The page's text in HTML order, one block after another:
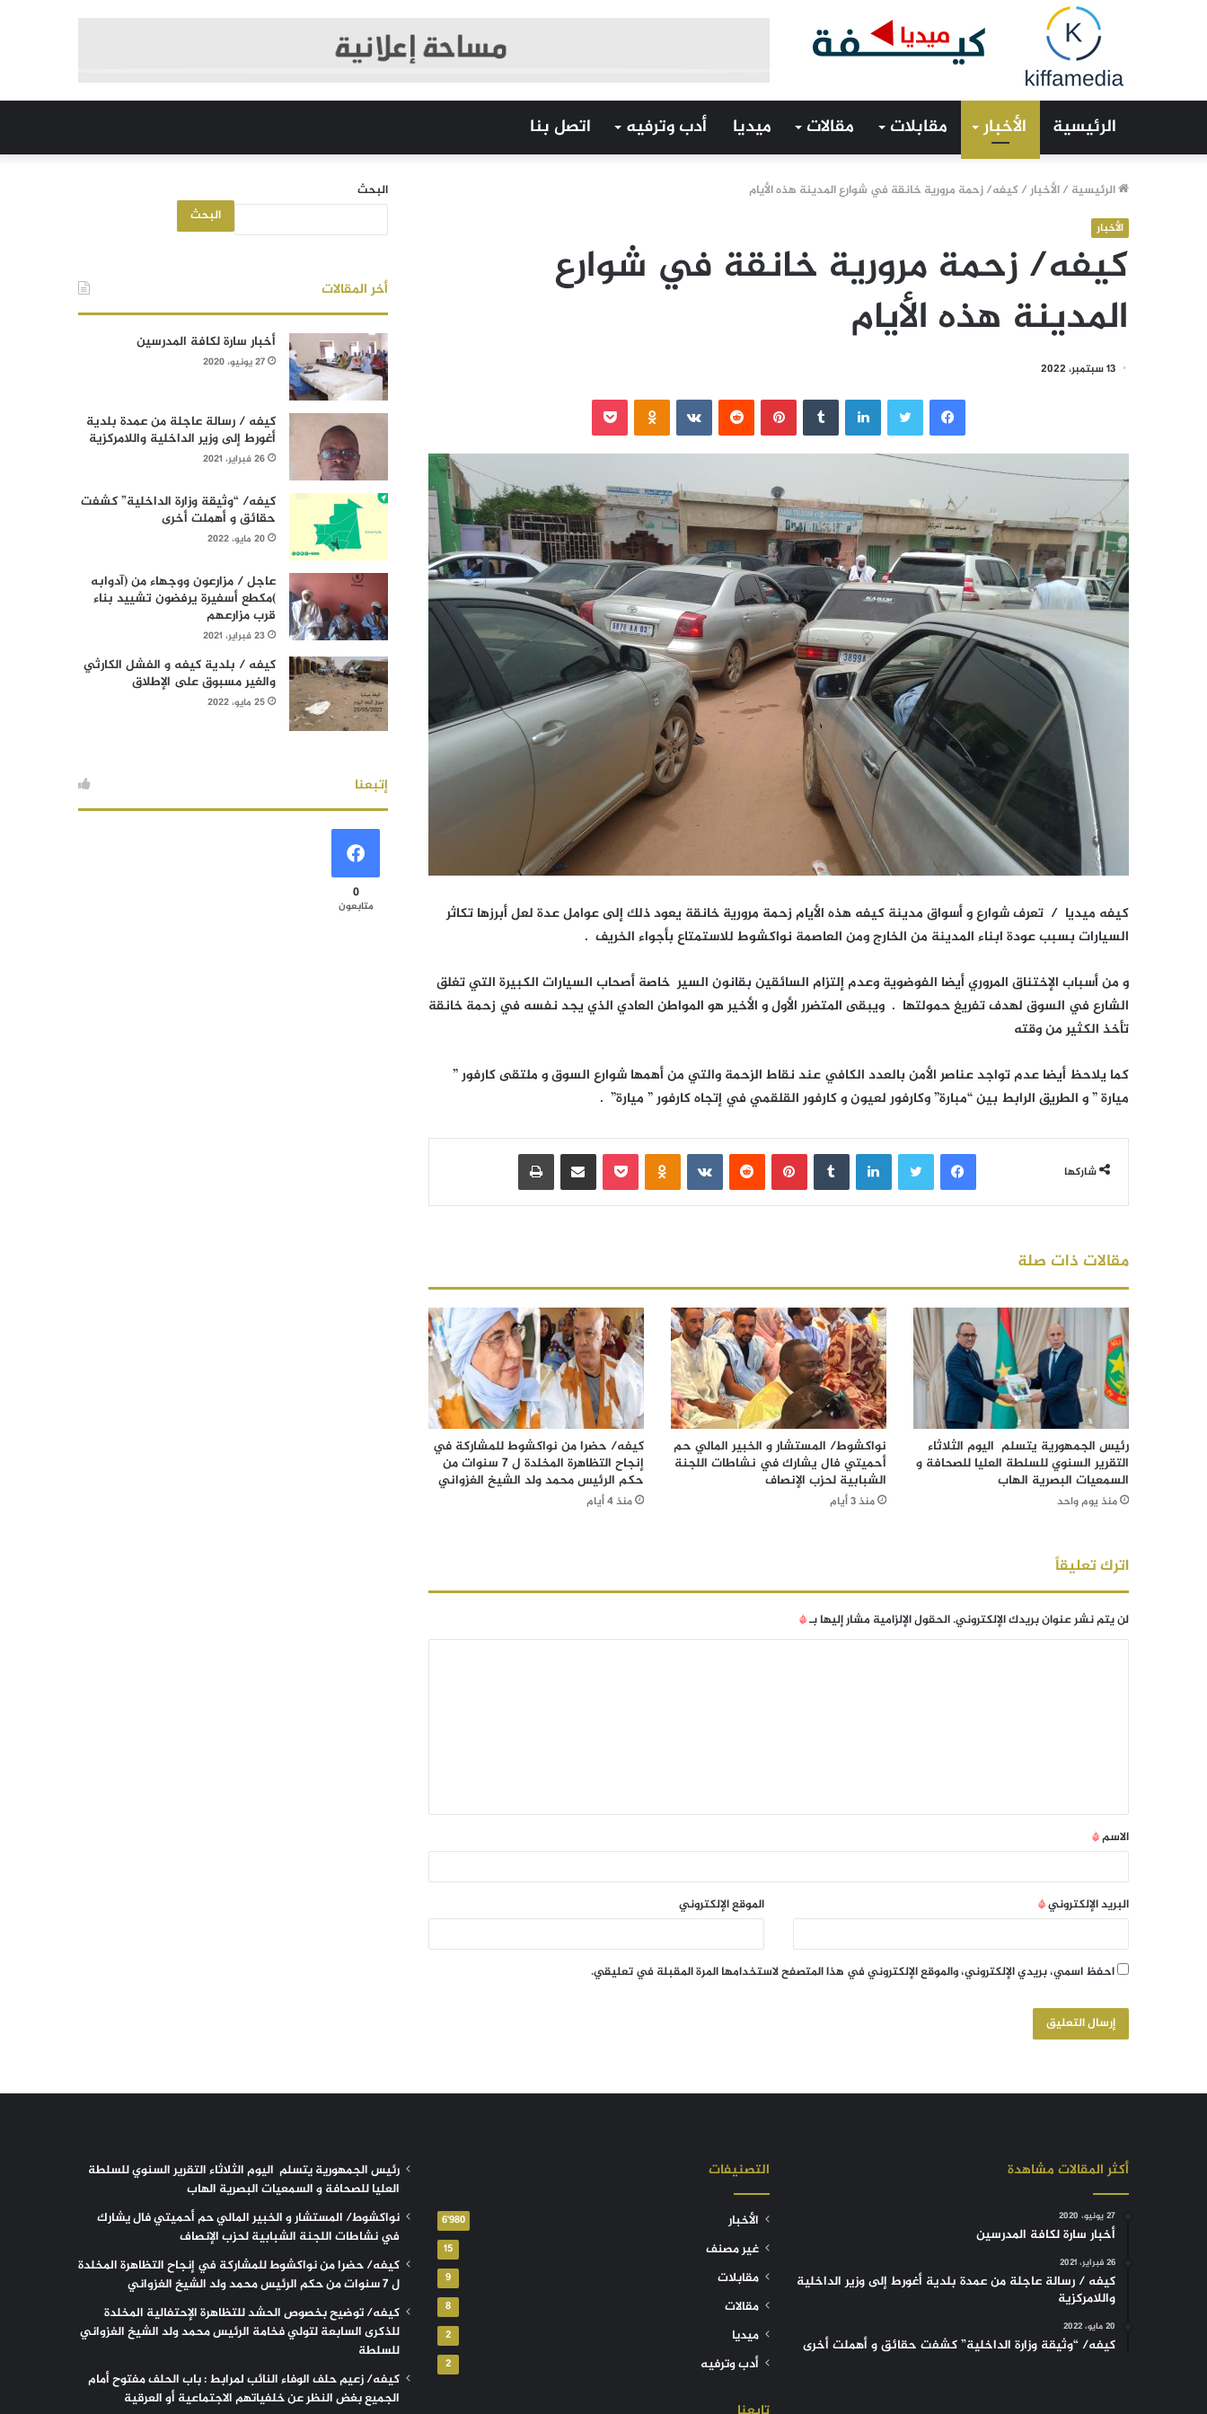
الرئيسية الأخبار مقابلات مقالات ميديا أدب وترفيه اتصل بنا
الرئيسية /الأخبار/كيفه/ زحمة مرورية خانقة في شوارع المدينة هذه الأيام
الأخبار
كيفه/ زحمة مرورية خانقة في شوارع
المدينة هذه الأيام
13 سبتمبر، 2022
فيسبوك لينكدإن بينتيريست
كيفه ميديا / تعرف شوارع و أسواق مدينة كيفه هذه الأيام زحمة مرورية خانقة يعود ذلك إلى عوامل عدة لعل أبرزها تكاثر
السيارات بسبب عودة ابناء المدينة من الخارج ومن العاصمة نواكشوط للاستمتاع بأجواء الخريف .
و من أسباب الإختناق المروري أيضا الفوضوية وعدم إلتزام السائقين بقانون السير خاصة أصحاب السيارات الكبيرة التي تغلق
الشارع في السوق لهدف تفريغ حمولتها . ويبقى المتضرر الأول و الأخير هو المواطن العادي الذي يجد نفسه في زحمة خانقة
تأخذ الكثير من وقته
كما يلاحظ أيضا عدم تواجد عناصر الأمن بالعدد الكافي عند نقاط الزحمة والتي من أهمها شوارع السوق و ملتقى كارفور ”
ميارة ” و الطريق الرابط بين “مبارة” وكارفور لعيون و كارفور القلقمي في إتجاه كارفور ” ميارة” .
شاركها
فيسبوك لينكدإن بينتيريست بوكيت مشاركة عبر البريد
مقالات ذات صلة
رئيس الجمهورية يتسلم اليوم الثلاثاء
التقرير السنوي للسلطة العليا للصحافة و
السمعيات البصرية الهاب
منذ يوم واحد
نواكشوط/ المستشار و الخبير المالي حم
أحميتي فال يشارك في نشاطات اللجنة
الشبابية لحزب الإنصاف
منذ 3 أيام
كيفه/ حضرا من نواكشوط للمشاركة في
إنجاح التظاهرة المخلدة ل 7 سنوات من
حكم الرئيس محمد ولد الشيخ الغزواني
منذ 4 أيام
اترك تعليقاً
لن يتم نشر عنوان بريدك الإلكتروني.الحقول الإلزامية مشار إليها بـ*
الاسم*
البريد الإلكتروني* الموقع الإلكتروني
احفظ اسمي، بريدي الإلكتروني، والموقع الإلكتروني في هذا المتصفح لاستخدامها المرة المقبلة في تعليقي.
البحث
البحث
أخر المقالات
أخبار سارة لكافة المدرسين
27 يونيو، 2020
كيفه / رسالة عاجلة من عمدة بلدية
أغورط إلى وزير الداخلية واللامركزية
26 فبراير، 2021
كيفه/ “وثيقة وزارة الداخلية” كشفت
حقائق و أهملت أخرى
20 مايو، 2022
عاجل / مزارعون ووجهاء من (آدوابه
)مكطع أسفيرة يرفضون تشييد بناء
قرب مزارعهم
23 فبراير، 2021
كيفه / بلدية كيفه و الفشل الكارثي
والغير مسبوق على الإطلاق
25 مايو، 2022
إتبعنا
0
متابعون
أكثر المقالات مشاهدة
27 يونيو، 2020
أخبار سارة لكافة المدرسين
26 فبراير، 2021
كيفه / رسالة عاجلة من عمدة بلدية أغورط إلى وزير الداخلية
واللامركزية
20 مايو، 2022
كيفه/ “وثيقة وزارة الداخلية” كشفت حقائق و أهملت أخرى
التصنيفات
الأخبار 6٬980
غير مصنف 15
مقابلات 9
مقالات 8
ميديا 2
أدب وترفيه 2
رئيس الجمهورية يتسلم اليوم الثلاثاء التقرير السنوي للسلطة
العليا للصحافة و السمعيات البصرية الهاب
نواكشوط/ المستشار و الخبير المالي حم أحميتي فال يشارك
في نشاطات اللجنة الشبابية لحزب الإنصاف
كيفه/ حضرا من نواكشوط للمشاركة في إنجاح التظاهرة المخلدة
ل 7 سنوات من حكم الرئيس محمد ولد الشيخ الغزواني
كيفه/ توضيح بخصوص الحشد للتظاهرة الإحتفالية المخلدة
للذكرى السابعة لتولي فخامة الرئيس محمد ولد الشيخ الغزواني
للسلطة
كيفه/ زعيم حلف الوفاء النائب لمرابط : باب الحلف مفتوح أمام
الجميع بغض النظر عن خلفياتهم الاجتماعية أو العرقية